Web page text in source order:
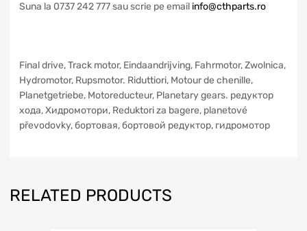
Suna la 0737 242 777 sau scrie pe email info@cthparts.ro
Final drive, Track motor, Eindaandrijving, Fahrmotor, Zwolnica,
Hydromotor, Rupsmotor. Riduttiori, Motour de chenille,
Planetgetriebe, Motoreducteur, Planetary gears. редуктор
xoдa, Хидромотори, Reduktori za bagere, planetové
převodovky, бортовая, бортовой редуктор, гидромотор
RELATED PRODUCTS